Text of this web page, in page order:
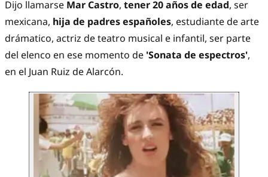
Dijo llamarse Mar Castro, tener 20 años de edad, ser
mexicana, hija de padres españoles, estudiante de arte
drámatico, actriz de teatro musical e infantil, ser parte
del elenco en ese momento de 'Sonata de espectros',
en el Juan Ruiz de Alarcón.